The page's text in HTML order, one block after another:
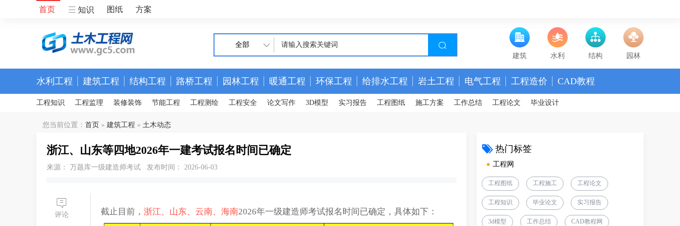
首页 知识 图纸 方案
全部
建筑
水利 结构 园林
水利工程 建筑工程 结构工程 路桥工程 园林工程 暖通工程 环保工程 给排水工程 岩土工程 电气工程 工程造价 CAD教程
工程知识 工程监理 装修装饰 节能工程 工程测绘 工程安全 论文写作 3D模型 实习报告 工程图纸 施工方案 工作总结 工程论文 毕业设计
您当前位置： 首页 » 建筑工程 » 土木动态
浙江、山东等四地2026年一建考试报名时间已确定
来源： 万题库一级建造师考试 发布时间： 2026-06-03
评论 截止目前， 浙江、山东、云南、海南2026年一级建造师考试报名时间已确定，具体如下：
热门标签
工程网
工程图纸 工程施工 工程论文
工程知识 毕业论文 实习报告
3d模型 工作总结 CAD教程网